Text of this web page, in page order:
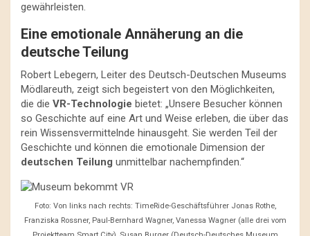
gewährleisten.
Eine emotionale Annäherung an die
deutsche Teilung
Robert Lebegern, Leiter des Deutsch-Deutschen Museums
Mödlareuth, zeigt sich begeistert von den Möglichkeiten,
die die VR-Technologie bietet: „Unsere Besucher können
so Geschichte auf eine Art und Weise erleben, die über das
rein Wissensvermittelnde hinausgeht. Sie werden Teil der
Geschichte und können die emotionale Dimension der
deutschen Teilung unmittelbar nachempfinden.“
Foto: Von links nach rechts: TimeRide-Geschäftsführer Jonas Rothe,
Franziska Rossner, Paul-Bernhard Wagner, Vanessa Wagner (alle drei vom